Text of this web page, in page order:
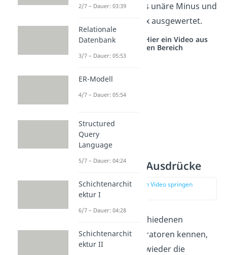
Minus vor dem a das unäre Minus und
wird in Java als (-a)*x ausgewertet.
Studyflix vernetzt: Hier ein Video aus
einem anderen Bereich
Arithmetische Ausdrücke
zur Stelle im Video springen
Da wir nun die verschiedenen
arithmetischen Operatoren kennen,
betrachten wir nun wieder die
2/7 – Dauer: 03:39
Relationale
Datenbank
3/7 – Dauer: 05:53
ER-Modell
4/7 – Dauer: 05:54
Structured
Query
Language
5/7 – Dauer: 04:24
Schichtenarchit
ektur I
6/7 – Dauer: 04:28
Schichtenarchit
ektur II